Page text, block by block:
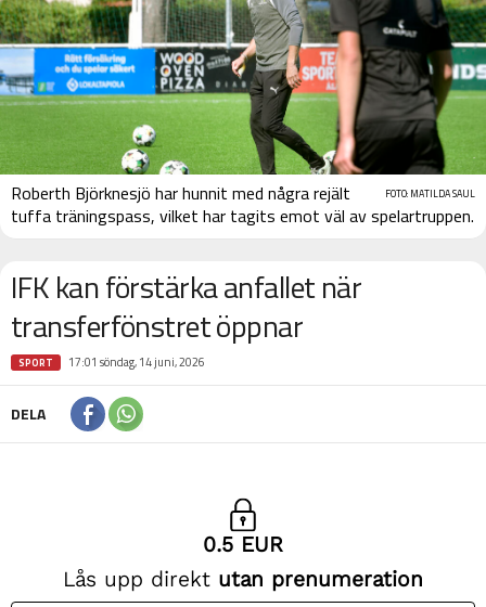
FOTO: MATILDA SAUL
Roberth Björknesjö har hunnit med några rejält
tuffa träningspass, vilket har tagits emot väl av spelartruppen.
IFK kan förstärka anfallet när
transferfönstret öppnar
SPORT 17:01 söndag, 14 juni, 2026
DELA